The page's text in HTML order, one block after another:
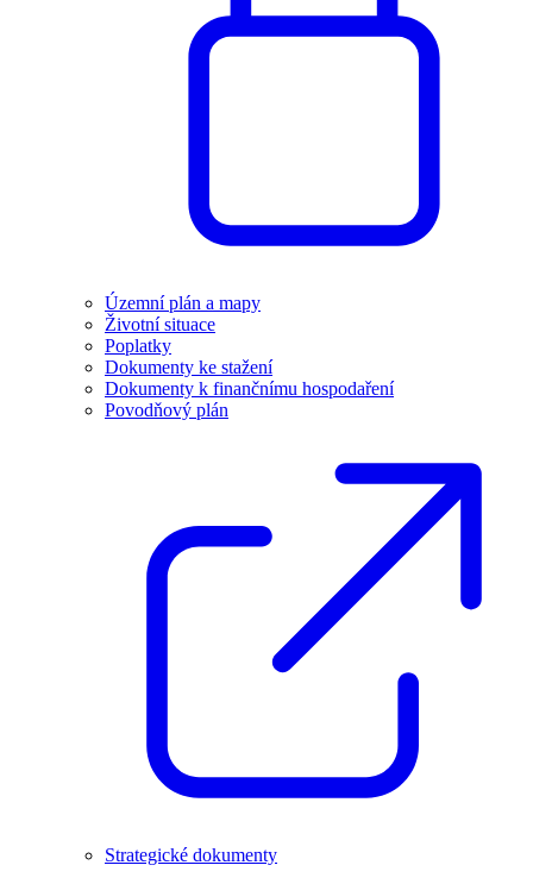
Územní plán a mapy
Životní situace
Poplatky
Dokumenty ke stažení
Dokumenty k finančnímu hospodaření
Povodňový plán
Strategické dokumenty